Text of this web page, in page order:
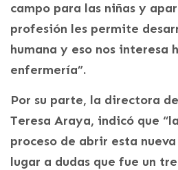
campo para las niñas y
profesión les permite
humana y eso nos interesa
enfermería”.
Por su parte, la directora
Teresa Araya, indicó que
proceso de abrir esta
lugar a dudas que fue un